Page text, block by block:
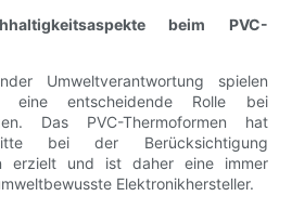
beim PVC-
Umweltverantwortung spielen
eine entscheidende Rolle bei
Das PVC-Thermoformen hat
bei der Berücksichtigung
erzielt und ist daher eine immer
Elektronikhersteller.